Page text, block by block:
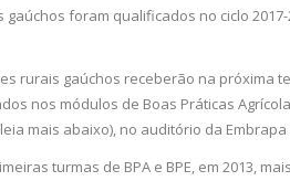
foram qualificados no ciclo
rurais gaúchos receberão na próxima
nos módulos de Boas Práticas
mais abaixo), no auditório da Embrapa
turmas de BPA e BPE, em 2013,